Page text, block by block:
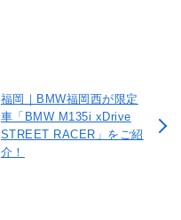
福岡｜BMW福岡西が限定
車「BMW M135i xDrive
STREET RACER」をご紹
介！